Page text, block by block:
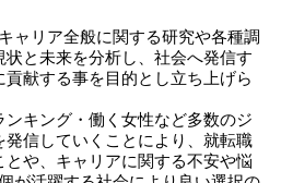
ャリア全般に関する研究や各種調
と未来を分析し、社会へ発信す
献する事を目的とし立ち上げら
キング・働く女性など多数のジ
発信していくことにより、就転職
や、キャリアに関する不安や悩